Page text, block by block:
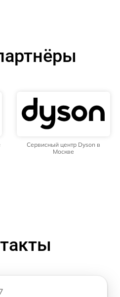
Сервисный центр Dyson в
Москве